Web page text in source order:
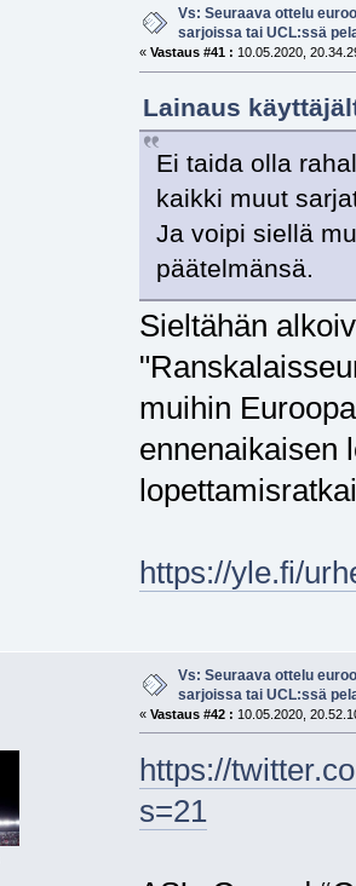
Vs: Seuraava ottelu
sarjoissa tai UCL:ssä
« Vastaus #41 : 10.05.2020,
Lainaus
Ei taida olla
kaikki muut
Ja voipi siellä
päätelmänsä.
Sieltähän
muihin
ennenaikaisen
https://yle.fi/
Vs: Seuraava ottelu
sarjoissa tai UCL:ssä
« Vastaus #42 : 10.05.2020,
https://
s=21